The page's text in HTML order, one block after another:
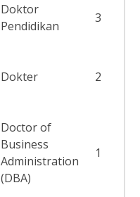
Doktor
Pendidikan
3
Dokter 2
Doctor of
Business
Administration
(DBA)
1